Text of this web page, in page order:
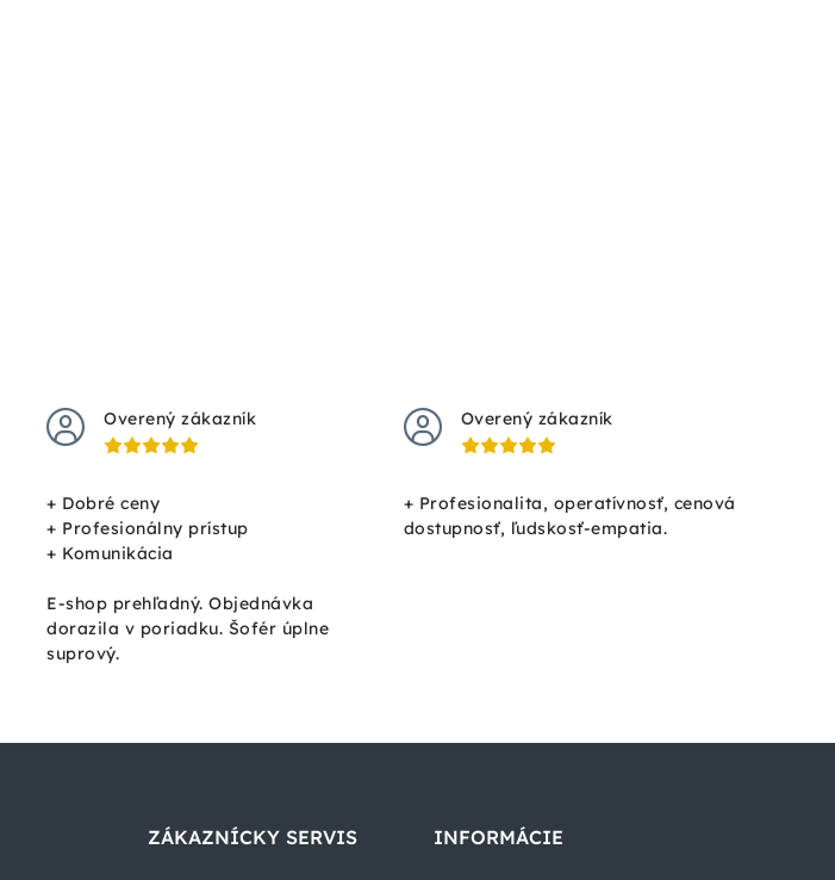
Overený zákazník
+ Dobré ceny
+ Profesionálny prístup
+ Komunikácia
E-shop prehľadný. Objednávka
dorazila v poriadku. Šofér úplne
suprový.
Overený zákazník
+ Profesionalita, operatívnosť, cenová
dostupnosť, ľudskosť-empatia.
ZÁKAZNÍCKY SERVIS INFORMÁCIE